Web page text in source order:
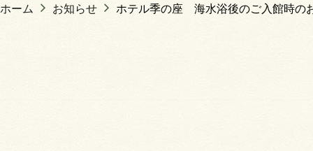
ホーム お知らせ ホテル季の座 海水浴後のご入館時の